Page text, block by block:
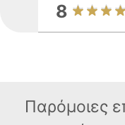
8
Παρόμοιες